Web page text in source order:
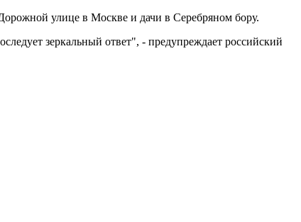
улице в Москве и дачи в Серебряном бору.
зеркальный ответ", - предупреждает российский